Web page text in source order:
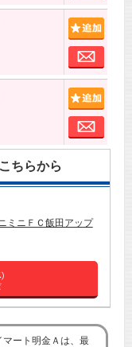
お問
お問
ちらから
ミニＦＣ飯田アップ
ート明金Ａは、最